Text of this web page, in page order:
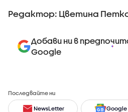
Редактор: Цветина
Добави ни в
Google
Последвайте ни
NewsLetter Google